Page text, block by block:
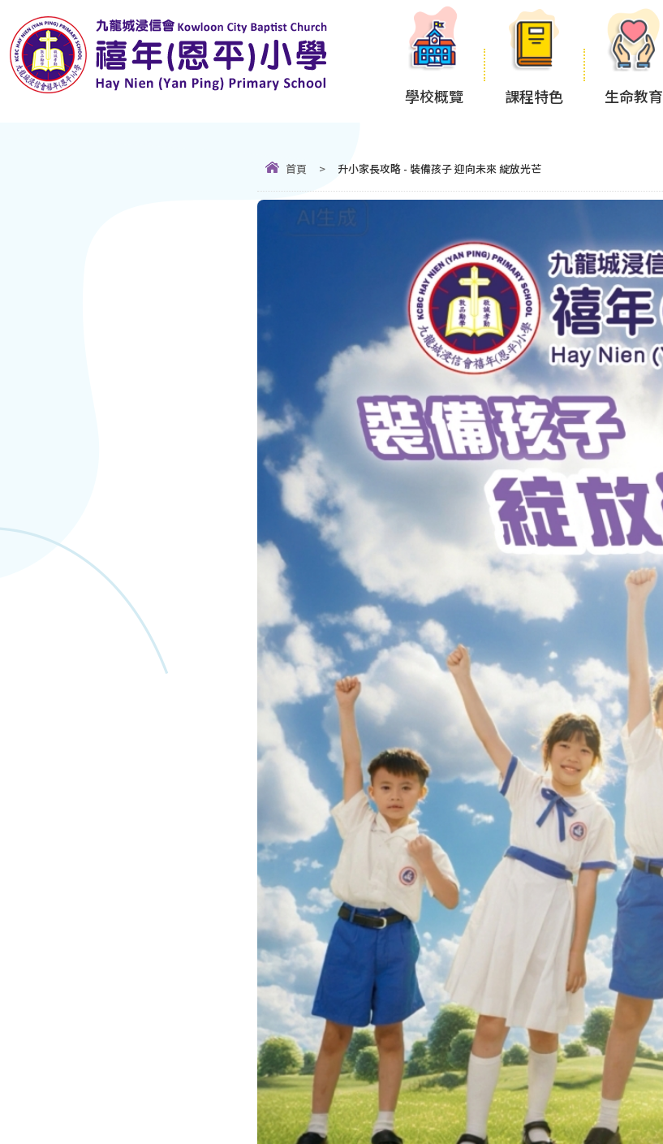
學校概覽 課程特色 生命教育
首頁 > 升小家長攻略 - 裝備孩子 迎向未來 綻放光芒